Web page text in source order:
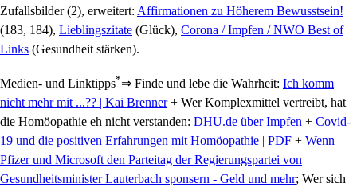
Zufallsbilder (2), erweitert: Affirmationen zu Höherem Bewusstsein!
(183, 184), Lieblingszitate (Glück), Corona / Impfen / NWO Best of
Links (Gesundheit stärken).
Medien- und Linktipps*⇒ Finde und lebe die Wahrheit: Ich komm
nicht mehr mit ...?? | Kai Brenner+ Wer Komplexmittel vertreibt, hat
die Homöopathie eh nicht verstanden: DHU.de über Impfen + Covid-
19 und die positiven Erfahrungen mit Homöopathie | PDF + Wenn
Pfizer und Microsoft den Parteitag der Regierungspartei von
Gesundheitsminister Lauterbach sponsern - Geld und mehr; Wer sich